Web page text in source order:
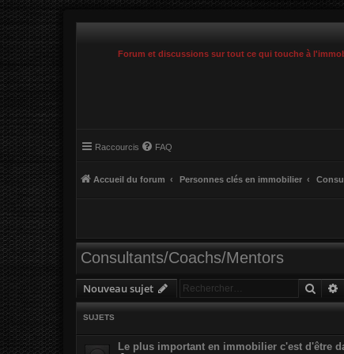
Forum et discussions sur tout ce qui touche à
Raccourcis FAQ
Accueil du forum Personnes clés en immobilier
Consultants/Coachs/Mentors
Nouveau sujet
SUJETS
Le plus important en immobilier c'est d'être